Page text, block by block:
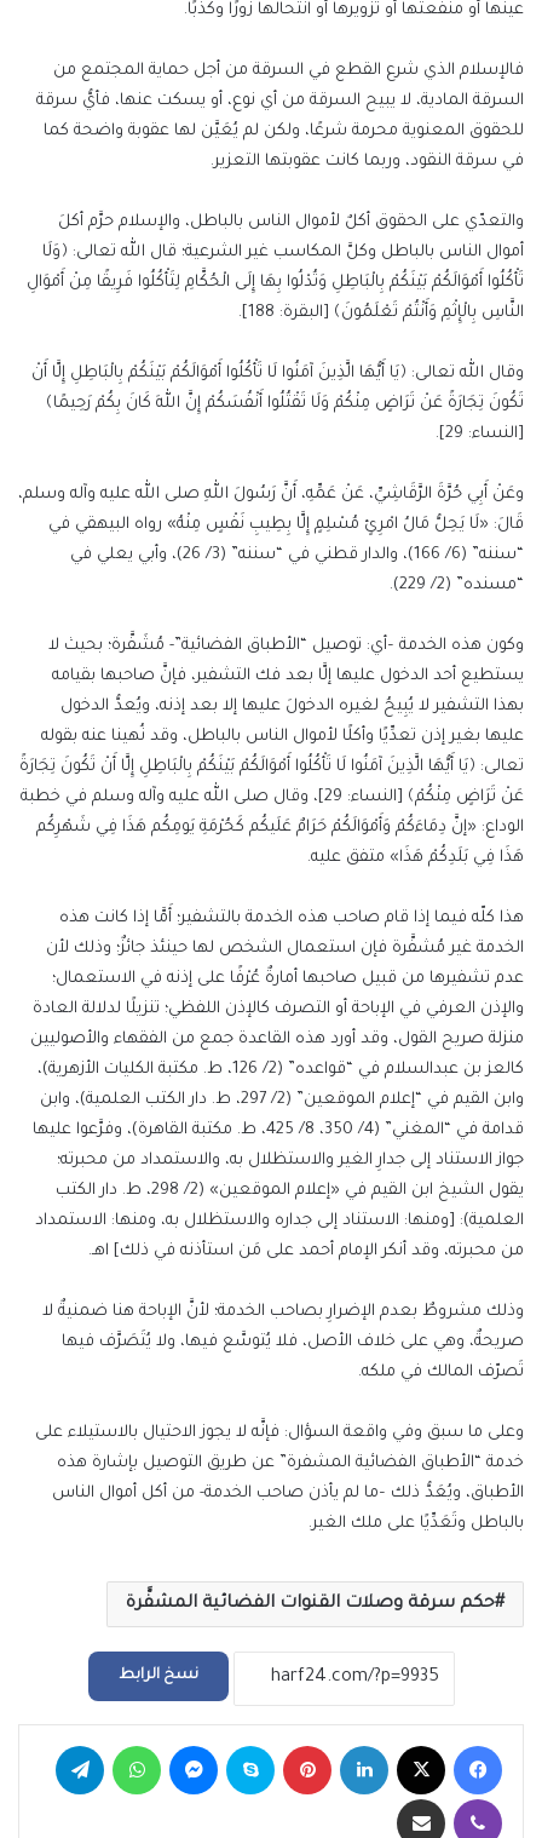
عينها أو منفعتها أو تزويرها أو انتحالها زورًا وكذبًا.
فالإسلام الذي شرع القطع في السرقة من أجل حماية المجتمع من
السرقة المادية، لا يبيح السرقة من أي نوع، أو يسكت عنها، فأيُّ سرقة
للحقوق المعنوية محرمة شرعًا، ولكن لم يُعَيَّن لها عقوبة واضحة كما
في سرقة النقود، وربما كانت عقوبتها التعزير.
والتعدّي على الحقوق أكلٌ لأموال الناس بالباطل، والإسلام حرَّم أكلَ
أموال الناس بالباطل وكلَّ المكاسب غير الشرعية؛ قال الله تعالى: ﴿وَلَا
تَأْكُلُوا أَمْوَالَكُمْ بَيْنَكُمْ بِالْبَاطِلِ وَتُدْلُوا بِهَا إِلَى الْحُكَّامِ لِتَأْكُلُوا فَرِيقًا مِنْ أَمْوَالِ
النَّاسِ بِالْإِثْمِ وَأَنْتُمْ تَعْلَمُونَ﴾ [البقرة: 188].
وقال الله تعالى: ﴿يَا أَيُّهَا الَّذِينَ آمَنُوا لَا تَأْكُلُوا أَمْوَالَكُمْ بَيْنَكُمْ بِالْبَاطِلِ إِلَّا أَنْ
تَكُونَ تِجَارَةً عَنْ تَرَاضٍ مِنْكُمْ وَلَا تَقْتُلُوا أَنْفُسَكُمْ إِنَّ اللهَ كَانَ بِكُمْ رَحِيمًا﴾
[النساء: 29].
وعَنْ أَبِي حُرَّةَ الرَّقَاشِيِّ، عَنْ عَمِّهِ، أَنَّ رَسُولَ اللهِ صلى الله عليه وآله وسلم،
قَالَ: «لَا يَحِلُّ مَالُ امْرِئٍ مُسْلِمٍ إِلَّا بِطِيبِ نَفْسٍ مِنْهُ» رواه البيهقي في
“سننه” (6/ 166)، والدار قطني في “سننه” (3/ 26)، وأبي يعلي في
“مسنده” (2/ 229).
وكون هذه الخدمة –أي: توصيل “الأطباق الفضائية”- مُشَفَّرة؛ بحيث لا
يستطيع أحد الدخول عليها إلَّا بعد فك التشفير، فإنَّ صاحبها بقيامه
بهذا التشفير لا يُبِيحُ لغيره الدخولَ عليها إلا بعد إذنه، ويُعدُّ الدخول
عليها بغير إذن تعدِّيًا وأكلًا لأموال الناس بالباطل، وقد نُهينا عنه بقوله
تعالى: ﴿يَا أَيُّهَا الَّذِينَ آمَنُوا لَا تَأْكُلُوا أَمْوَالَكُمْ بَيْنَكُمْ بِالْبَاطِلِ إِلَّا أَنْ تَكُونَ تِجَارَةً
عَنْ تَرَاضٍ مِنْكُمْ﴾ [النساء: 29]، وقال صلى الله عليه وآله وسلم في خطبة
الوداع: «إنَّ دِمَاءَكُمْ وَأَمْوَالَكُمْ حَرَامٌ عَلَيكُم كَحُرْمَةِ يَومِكُم هَذَا فِي شَهْرِكُم
هَذَا فِي بَلَدِكُمْ هَذَا» متفق عليه.
هذا كلّه فيما إذا قام صاحب هذه الخدمة بالتشفير؛ أَمَّا إذا كانت هذه
الخدمة غير مُشفَّرة فإن استعمال الشخص لها حينئذ جائزٌ؛ وذلك لأن
عدم تشفيرها من قبيل صاحبها أمارةٌ عُرْفًا على إذنه في الاستعمال؛
والإذن العرفي في الإباحة أو التصرف كالإذن اللفظي؛ تنزيلًا لدلالة العادة
منزلة صريح القول، وقد أورد هذه القاعدة جمع من الفقهاء والأصوليين
كالعز بن عبدالسلام في “قواعده” (2/ 126، ط. مكتبة الكليات الأزهرية)،
وابن القيم في “إعلام الموقعين” (2/ 297، ط. دار الكتب العلمية)، وابن
قدامة في “المغني” (4/ 350، 8/ 425، ط. مكتبة القاهرة)، وفرَّعوا عليها
جواز الاستناد إلى جدارِ الغير والاستظلال به، والاستمداد من محبرته؛
يقول الشيخ ابن القيم في «إعلام الموقعين» (2/ 298، ط. دار الكتب
العلمية): [ومنها: الاستناد إلى جداره والاستظلال به، ومنها: الاستمداد
من محبرته، وقد أنكر الإمام أحمد على مَن استأذنه في ذلك] اهـ.
وذلك مشروطٌ بعدم الإضرارِ بصاحب الخدمة؛ لأنَّ الإباحة هنا ضمنيةٌ لا
صريحةٌ، وهي على خلاف الأصل، فلا يُتوسَّع فيها، ولا يُتَصَرَّف فيها
تَصرّف المالك في ملكه.
وعلى ما سبق وفي واقعة السؤال: فإنَّه لا يجوز الاحتيال بالاستيلاء على
خدمة “الأطباق الفضائية المشفرة” عن طريق التوصيل بإشارة هذه
الأطباق، ويُعَدُّ ذلك –ما لم يأذن صاحب الخدمة- من أكل أموال الناس
بالباطل وتَعَدِّيًا على ملك الغير.
حكم سرقة وصلات القنوات الفضائية المشفَّرة
نسخ الرابط
فيسبوك لينكدإن بينتيريست سكايب ماسنجر واتساب
ڤايبر مشاركة عبر البريد